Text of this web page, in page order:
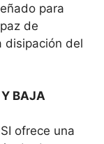
para
de
disipación del
Y BAJA
ofrece una